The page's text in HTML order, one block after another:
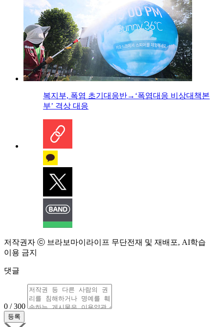
복지부, 폭염 초기대응반→‘폭염대응 비상대책본
부’ 격상 대응
저작권자 ⓒ 브라보마이라이프 무단전재 및 재배포, AI학습
이용 금지
댓글
0 / 300